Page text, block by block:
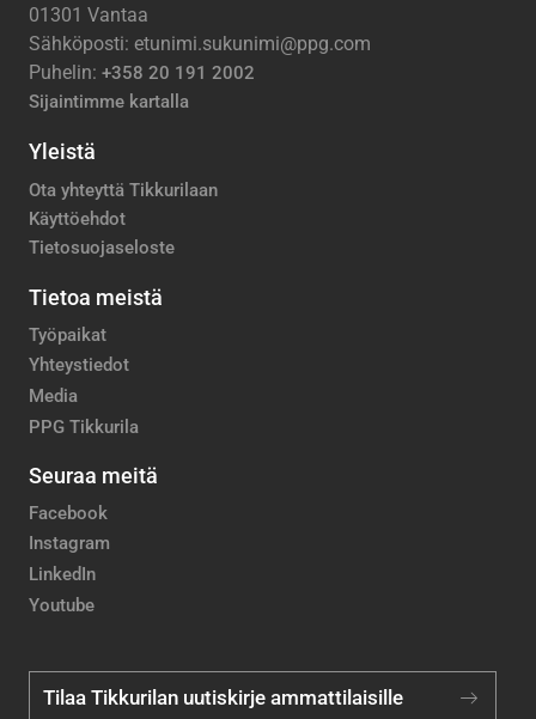
01301 Vantaa
Sähköposti: etunimi.sukunimi@ppg.com
Puhelin: +358 20 191 2002
Sijaintimme kartalla
Yleistä
Ota yhteyttä Tikkurilaan
Käyttöehdot
Tietosuojaseloste
Tietoa meistä
Työpaikat
Yhteystiedot
Media
PPG Tikkurila
Seuraa meitä
Facebook
Instagram
LinkedIn
Youtube
Tilaa Tikkurilan uutiskirje ammattilaisille